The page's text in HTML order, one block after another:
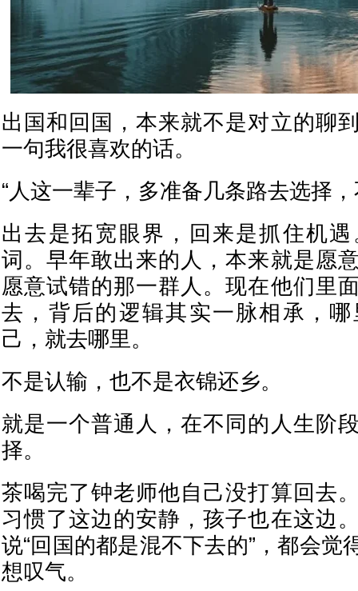
出国和回国，本来就不是对立的聊
一句我很喜欢的话。
“人这一辈子，多准备几条路去选择，
出去是拓宽眼界，回来是抓住机
词。早年敢出来的人，本来就是愿
愿意试错的那一群人。现在他们里
去，背后的逻辑其实一脉相承，
己，就去哪里。
不是认输，也不是衣锦还乡。
就是一个普通人，在不同的人生阶
择。
茶喝完了钟老师他自己没打算回去
习惯了这边的安静，孩子也在这边
说“回国的都是混不下去的”，都会觉
想叹气。